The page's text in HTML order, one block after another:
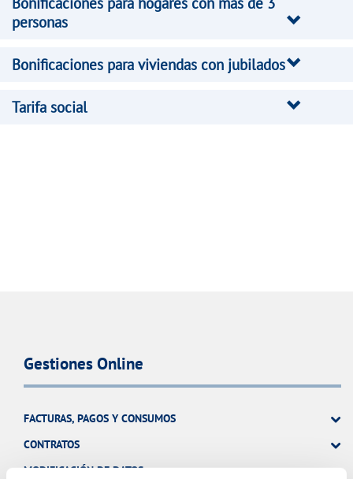
personas
Bonificaciones para viviendas con jubilados
Tarifa social
Gestiones Online
FACTURAS, PAGOS Y CONSUMOS
CONTRATOS
MODIFICACIÓN DE DATOS